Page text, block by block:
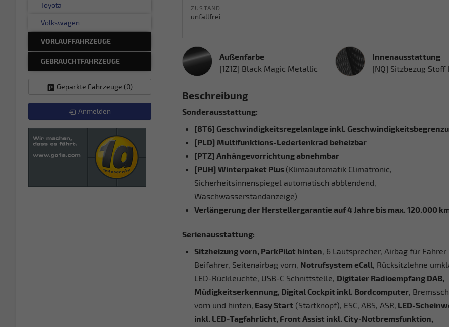
ZUSTAND
unfallfrei
Außenfarbe
[1Z1Z] Black Magic Metallic
InnenausstattungInnenausstattung
[NQ] Sitzbezug Stoff
Beschreibung
Sonderausstattung:
[8T6] Geschwindigkeitsregelanlage inkl.
[PLD] Multifunktions-Lederlenkrad beheizbar
[PTZ] Anhängevorrichtung abnehmbar
[PUH] Winterpaket Plus (Klimaautomatik Climatronic,
Sicherheitsinnenspiegel automatisch abblendend,
Waschwasserstandanzeige)
Verlängerung der Herstellergarantie auf 4 Jahre bis max. 120.000
Serienausstattung:
Sitzheizung vorn, ParkPilot hinten, 6 Lautsprecher, Airbag für Fahrer
Beifahrer, Seitenairbag vorn, Notrufsystem eCall, Rücksitzlehne
LED-Rückleuchte, USB-C Schnittstelle, Digitaler Radioempfang DAB,
Müdigkeitserkennung, Digital Cockpit inkl. Bordcomputer,
vorn und hinten, Easy Start (Startknopf), ESC, ABS, ASR, LED-
inkl. LED-Tagfahrlicht, Front Assist inkl. City-Notbremsfunktion,
Toyota
Volkswagen
VORLAUFFAHRZEUGE
GEBRAUCHTFAHRZEUGE
Geparkte Fahrzeuge (0)
Anmelden